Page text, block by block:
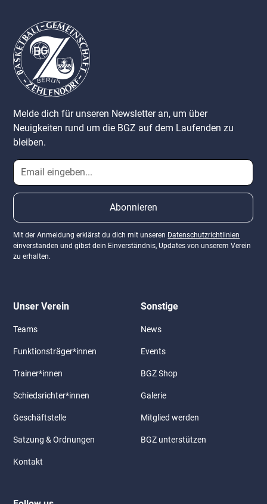
Melde dich für unseren Newsletter an, um über
Neuigkeiten rund um die BGZ auf dem Laufenden zu
bleiben.
Mit der Anmeldung erklärst du dich mit unseren Datenschutzrichtlinien
einverstanden und gibst dein Einverständnis, Updates von unserem Verein
zu erhalten.
Unser Verein
Teams
Funktionsträger*innen
Trainer*innen
Schiedsrichter*innen
Geschäftstelle
Satzung & Ordnungen
Kontakt
Sonstige
News
Events
BGZ Shop
Galerie
Mitglied werden
BGZ unterstützen